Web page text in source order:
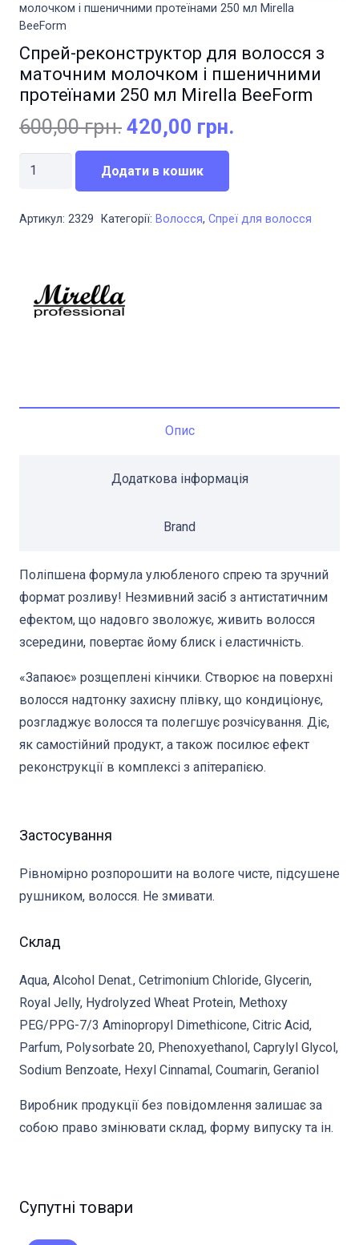
молочком і пшеничними протеїнами 250 мл Mirella
BeeForm
Спрей-реконструктор для волосся з
маточним молочком і пшеничними
протеїнами 250 мл Mirella BeeForm
600,00грн. Оригінальна
ціна:
600,00 грн..
420,00 грн.
Спрей-
реконструктор
волосся
молочком
мл
Додати в кошик
Артикул: 2329 Категорії: Волосся, Спреї для волосся
Опис
Додаткова інформація
Brand
Поліпшена формула улюбленого спрею та зручний
формат розливу! Незмивний засіб з антистатичним
ефектом, що надовго зволожує, живить волосся
зсередини, повертає йому блиск і еластичність.
«Запаює» розщеплені кінчики. Створює на поверхні
волосся надтонку захисну плівку, що кондиціонує,
розгладжує волосся та полегшує розчісування. Діє,
як самостійний продукт, а також посилює ефект
реконструкції в комплексі з апітерапією.
Застосування
Рівномірно розпорошити на вологе чисте, підсушене
рушником, волосся. Не змивати.
Склад
Aqua, Alcohol Denat., Cetrimonium Chloride, Glycerin,
Royal Jelly, Hydrolyzed Wheat Protein, Methoxy
PEG/PPG-7/3 Aminopropyl Dimethicone, Citric Acid,
Parfum, Polysorbate 20, Phenoxyethanol, Caprylyl Glycol,
Sodium Benzoate, Hexyl Cinnamal, Coumarin, Geraniol
Виробник продукції без повідомлення залишає за
собою право змінювати склад, форму випуску та ін.
Супутні товари